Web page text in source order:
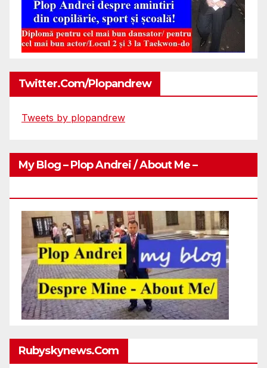
Twitter.com/plopandrew
Tweets by plopandrew
My Blog – Plop Andrei / About Me –
Rubyskynews.com